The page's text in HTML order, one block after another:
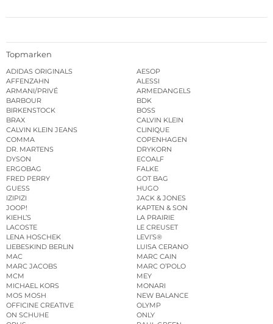
Topmarken
ADIDAS ORIGINALS
AESOP
AFFENZAHN
ALESSI
ARMANI/PRIVÉ
ARMEDANGELS
BARBOUR
BDK
BIRKENSTOCK
BOSS
BRAX
CALVIN KLEIN
CALVIN KLEIN JEANS
CLINIQUE
COMMA
COPENHAGEN
DR. MARTENS
DRYKORN
DYSON
ECOALF
ERGOBAG
FALKE
FRED PERRY
GOT BAG
GUESS
HUGO
IZIPIZI
JACK & JONES
JOOP!
KAPTEN & SON
KIEHL’S
LA PRAIRIE
LACOSTE
LE CREUSET
LENA HOSCHEK
LEVI’S®
LIEBESKIND BERLIN
LUISA CERANO
MAC
MARC CAIN
MARC JACOBS
MARC O’POLO
MCM
MEY
MICHAEL KORS
MONARI
MOS MOSH
NEW BALANCE
OFFICINE CREATIVE
OLYMP
ON SCHUHE
ONLY